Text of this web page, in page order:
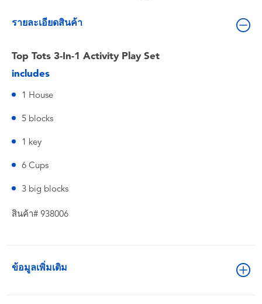
รายละเอียดสินค้า
Top Tots 3-In-1 Activity Play Set
includes
1 House
5 blocks
1 key
6 Cups
3 big blocks
สินค้า# 938006
ข้อมูลเพิ่มเติม